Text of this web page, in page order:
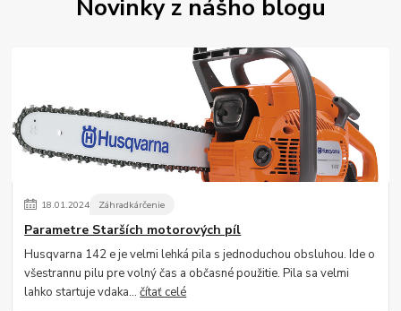
Novinky z nášho blogu
18.01.2024 Záhradkárčenie
Parametre Starších motorových píl
Husqvarna 142 e je velmi lehká pila s jednoduchou obsluhou. Ide o
všestrannu pilu pre volný čas a občasné použitie. Pila sa velmi
lahko startuje vdaka...čítať celé